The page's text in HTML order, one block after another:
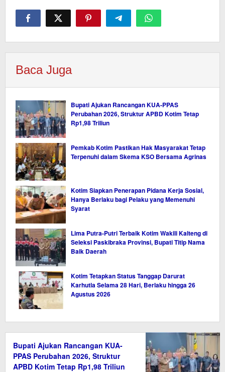
Baca Juga
Bupati Ajukan Rancangan KUA-PPAS
Perubahan 2026, Struktur APBD Kotim Tetap
Rp1,98 Triliun
Pemkab Kotim Pastikan Hak Masyarakat Tetap
Terpenuhi dalam Skema KSO Bersama Agrinas
Kotim Siapkan Penerapan Pidana Kerja Sosial,
Hanya Berlaku bagi Pelaku yang Memenuhi
Syarat
Lima Putra-Putri Terbaik Kotim Wakili Kalteng di
Seleksi Paskibraka Provinsi, Bupati Titip Nama
Baik Daerah
Kotim Tetapkan Status Tanggap Darurat
Karhutla Selama 28 Hari, Berlaku hingga 26
Agustus 2026
Bupati Ajukan Rancangan KUA-
PPAS Perubahan 2026, Struktur
APBD Kotim Tetap Rp1,98 Triliun